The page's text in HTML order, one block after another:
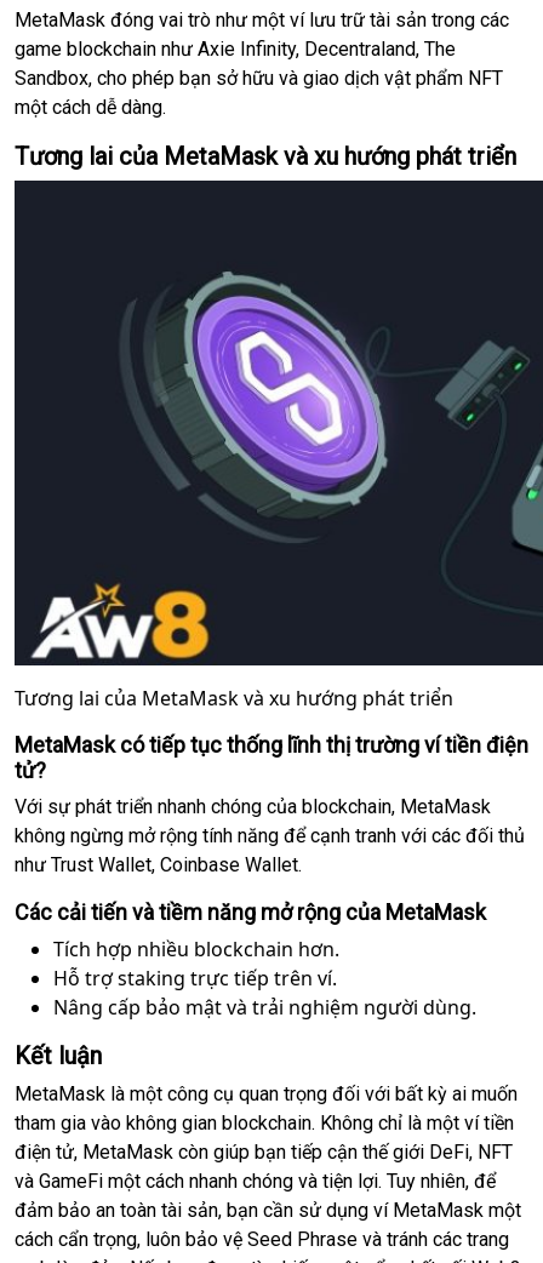
MetaMask đóng vai trò như một ví lưu trữ tài sản trong các
game blockchain như Axie Infinity, Decentraland, The
Sandbox, cho phép bạn sở hữu và giao dịch vật phẩm NFT
một cách dễ dàng.
Tương lai của MetaMask và xu hướng phát triển
Tương lai của MetaMask và xu hướng phát triển
MetaMask có tiếp tục thống lĩnh thị trường ví tiền điện
tử?
Với sự phát triển nhanh chóng của blockchain, MetaMask
không ngừng mở rộng tính năng để cạnh tranh với các đối thủ
như Trust Wallet, Coinbase Wallet.
Các cải tiến và tiềm năng mở rộng của MetaMask
Tích hợp nhiều blockchain hơn.
Hỗ trợ staking trực tiếp trên ví.
Nâng cấp bảo mật và trải nghiệm người dùng.
Kết luận
MetaMask là một công cụ quan trọng đối với bất kỳ ai muốn
tham gia vào không gian blockchain. Không chỉ là một ví tiền
điện tử, MetaMask còn giúp bạn tiếp cận thế giới DeFi, NFT
và GameFi một cách nhanh chóng và tiện lợi. Tuy nhiên, để
đảm bảo an toàn tài sản, bạn cần sử dụng ví MetaMask một
cách cẩn trọng, luôn bảo vệ Seed Phrase và tránh các trang